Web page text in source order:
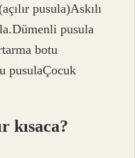
pusula)Askılı
pusula
botu
pusulaÇocuk
kısaca?